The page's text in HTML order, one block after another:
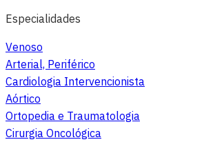
Especialidades
Venoso
Arterial, Periférico
Cardiologia Intervencionista
Aórtico
Ortopedia e Traumatologia
Cirurgia Oncológica